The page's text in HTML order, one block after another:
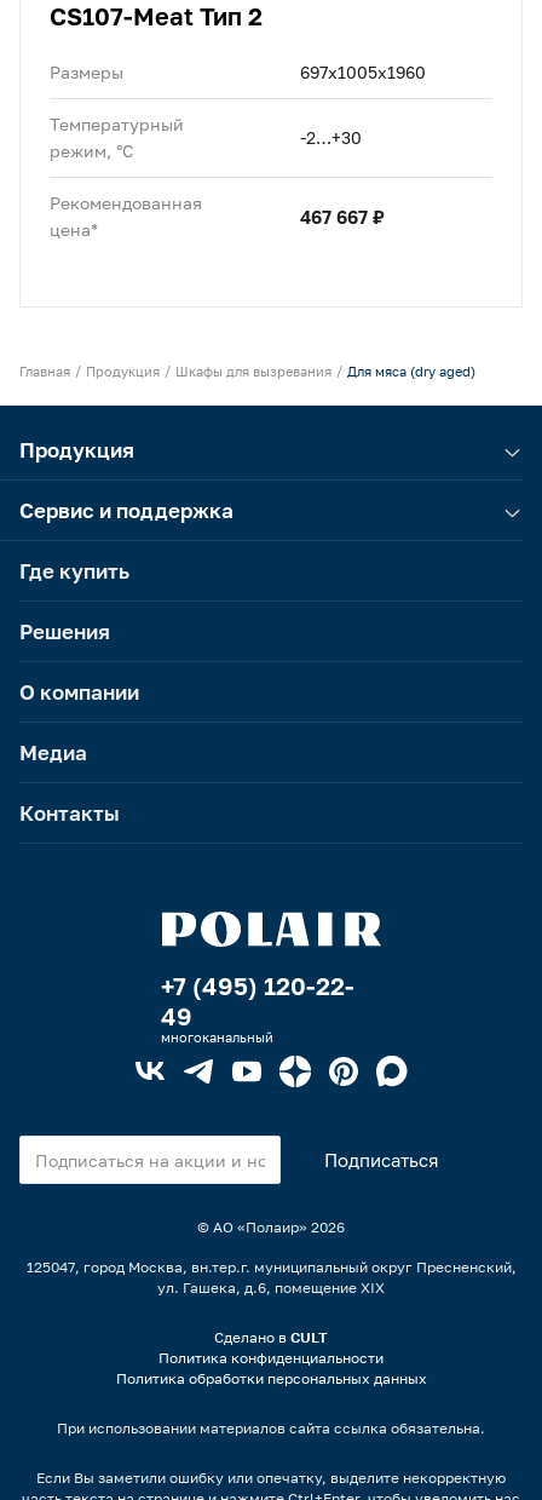
CS107-Meat Тип 2
Размеры 697х1005х1960
Температурный
режим, °C
-2…+30
Рекомендованная
цена*
467 667 ₽
Главная Продукция Шкафы для вызревания Для мяса (dry aged)
Продукция
Сервис и поддержка
Где купить
Решения
О компании
Медиа
Контакты
+7 (495) 120-22-
49
многоканальный
© АО «Полаир» 2026
125047, город Москва, вн.тер.г. муниципальный округ Пресненский,
ул. Гашека, д.6, помещение XIX
Сделано в CULT
Политика конфиденциальности
Политика обработки персональных данных
При использовании материалов сайта ссылка обязательна.
Если Вы заметили ошибку или опечатку, выделите некорректную